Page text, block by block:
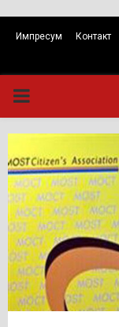
Импресум Контакт
PRIMARY
MENU